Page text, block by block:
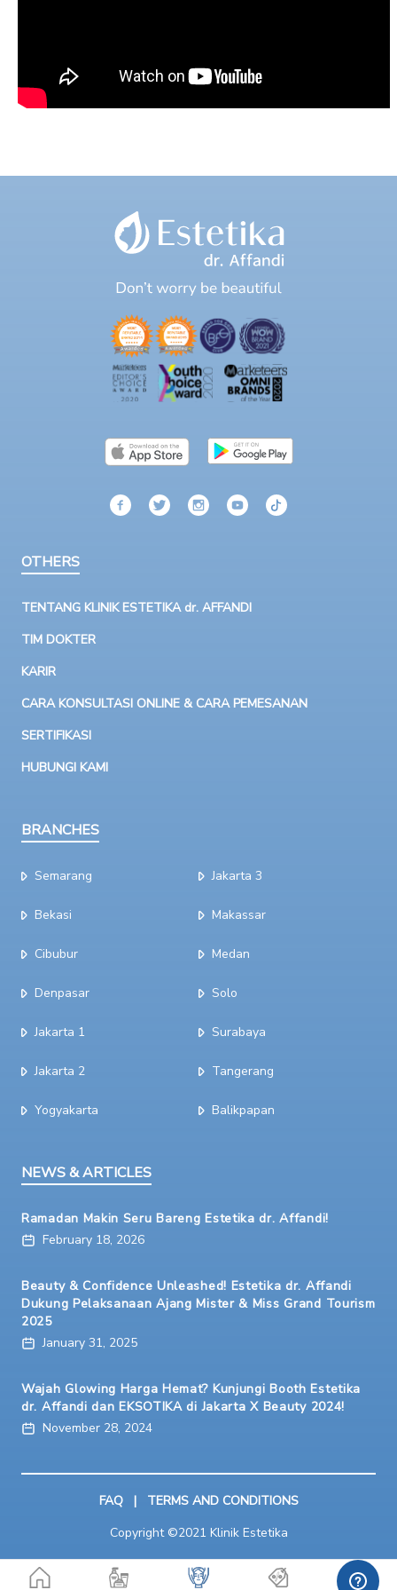
OTHERS
TENTANG KLINIK ESTETIKA dr. AFFANDI
TIM DOKTER
KARIR
CARA KONSULTASI ONLINE & CARA PEMESANAN
SERTIFIKASI
HUBUNGI KAMI
BRANCHES
Semarang
Bekasi
Cibubur
Denpasar
Jakarta 1
Jakarta 2
Yogyakarta
Jakarta 3
Makassar
Medan
Solo
Surabaya
Tangerang
Balikpapan
NEWS & ARTICLES
Ramadan Makin Seru Bareng Estetika dr. Affandi!
February 18, 2026
Beauty & Confidence Unleashed! Estetika dr. Affandi
Dukung Pelaksanaan Ajang Mister & Miss Grand Tourism
2025
January 31, 2025
Wajah Glowing Harga Hemat? Kunjungi Booth Estetika
dr. Affandi dan EKSOTIKA di Jakarta X Beauty 2024!
November 28, 2024
Copyright ©2021 Klinik Estetika
FAQ | TERMS AND CONDITIONS